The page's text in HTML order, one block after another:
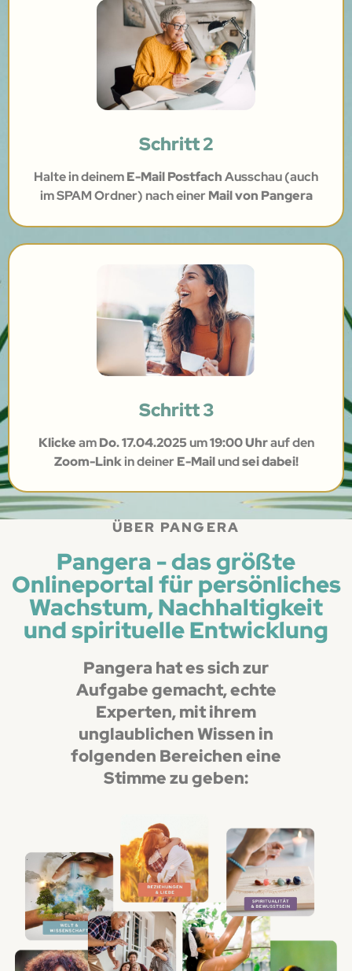
Schritt 2
Halte in deinemE-Mail PostfachAusschau (auch
im SPAM Ordner) nach einerMail von Pangera
Schritt 3
KlickeamDo. 17.04.2025um19:00 Uhrauf den
Zoom-Linkin deinerE-Mailundsei dabei!
ÜBER PANGERA
Pangera - das größte
Onlineportal für persönliches
Wachstum, Nachhaltigkeit
und spirituelle Entwicklung
Pangera hat es sich zur
Aufgabe gemacht,echte
Experten, mit ihrem
unglaublichen Wissen in
folgenden Bereichen eine
Stimme zu geben: